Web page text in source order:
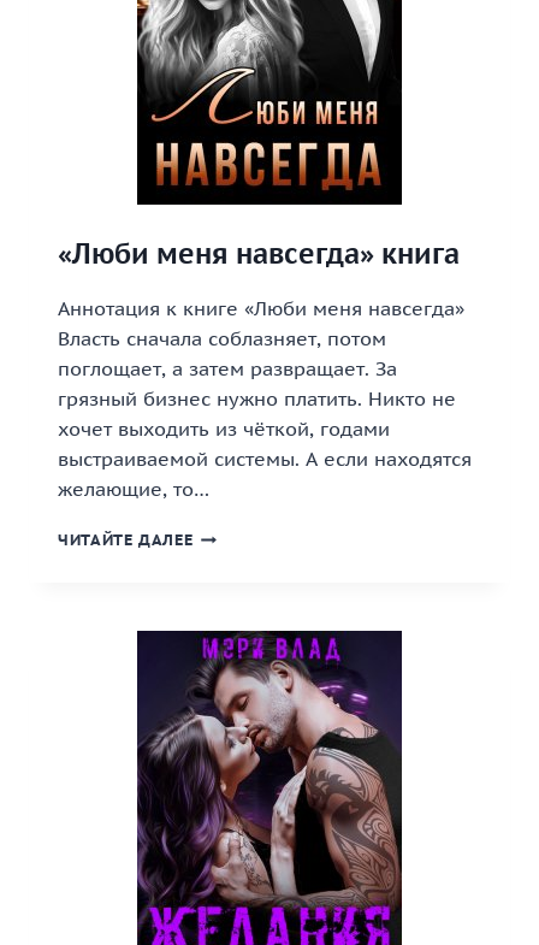
«Люби меня навсегда» книга
Аннотация к книге «Люби меня навсегда»
Власть сначала соблазняет, потом
поглощает, а затем развращает. За
грязный бизнес нужно платить. Никто не
хочет выходить из чёткой, годами
выстраиваемой системы. А если находятся
желающие, то…
ЧИТАЙТЕ ДАЛЕЕ «ЛЮБИ